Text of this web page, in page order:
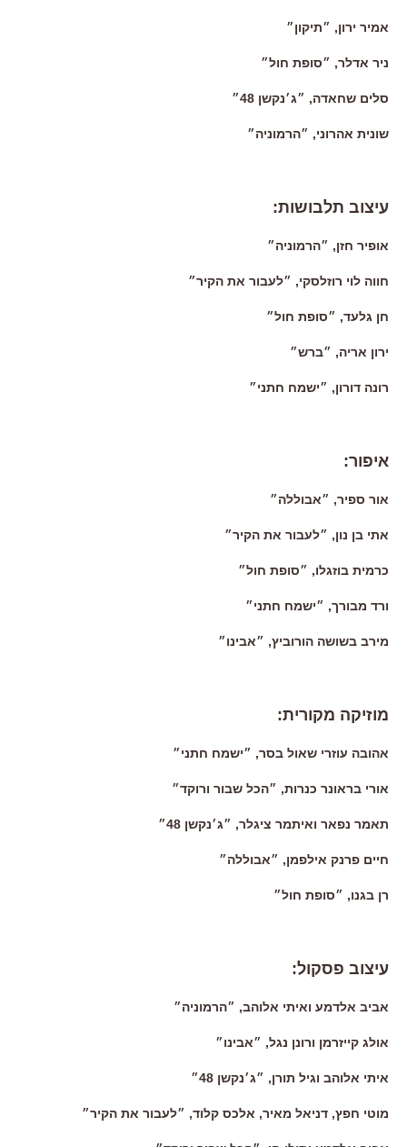
אמיר ירון, ״תיקון״
ניר אדלר, ״סופת חול״
סלים שחאדה, ״ג׳נקשן 48״
שונית אהרוני, ״הרמוניה״
עיצוב תלבושות:
אופיר חזן, ״הרמוניה״
חווה לוי רוזלסקי, ״לעבור את הקיר״
חן גלעד, ״סופת חול״
ירון אריה, ״ברש״
רונה דורון, ״ישמח חתני״
איפור:
אור ספיר, ״אבוללה״
אתי בן נון, ״לעבור את הקיר״
כרמית בוזגלו, ״סופת חול״
ורד מבורך, ״ישמח חתני״
מירב בשושה הורוביץ, ״אבינו״
מוזיקה מקורית:
אהובה עוזרי שאול בסר, ״ישמח חתני״
אורי בראונר כנרות, ״הכל שבור ורוקד״
תאמר נפאר ואיתמר ציגלר, ״ג׳נקשן 48״
חיים פרנק אילפמן, ״אבוללה״
רן בגנו, ״סופת חול״
עיצוב פסקול:
אביב אלדמע ואיתי אלוהב, ״הרמוניה״
אולג קייזרמן ורונן נגל, ״אבינו״
איתי אלוהב וגיל תורן, ״ג׳נקשן 48״
מוטי חפץ, דניאל מאיר, אלכס קלוד, ״לעבור את הקיר״